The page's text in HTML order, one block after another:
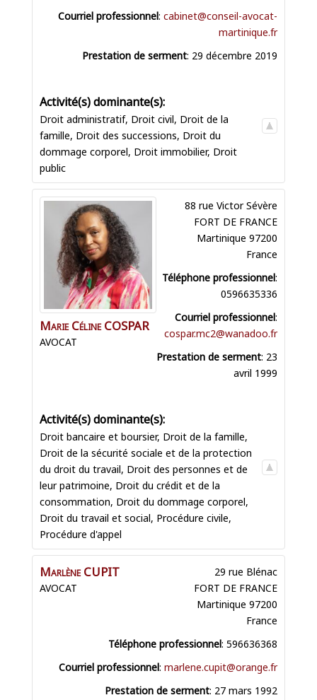
Courriel professionnel: cabinet@conseil-avocat-
martinique.fr
Prestation de serment: 29 décembre 2019
Droit administratif, Droit civil, Droit de la
famille, Droit des successions, Droit du
dommage corporel, Droit immobilier, Droit
public
Marie CélineCOSPAR
AVOCAT
88 rue Victor Sévère
FORT DE FRANCE
Martinique 97200
France
Téléphone professionnel:
0596635336
Courriel professionnel:
cospar.mc2@wanadoo.fr
Prestation de serment: 23
avril 1999
Droit bancaire et boursier, Droit de la famille,
Droit de la sécurité sociale et de la protection
du droit du travail, Droit des personnes et de
leur patrimoine, Droit du crédit et de la
consommation, Droit du dommage corporel,
Droit du travail et social, Procédure civile,
Procédure d'appel
MarlèneCUPIT
AVOCAT
29 rue Blénac
FORT DE FRANCE
Martinique 97200
France
Téléphone professionnel: 596636368
Courriel professionnel: marlene.cupit@orange.fr
Prestation de serment: 27 mars 1992